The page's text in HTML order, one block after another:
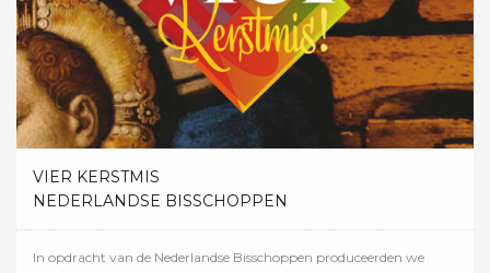
VIER KERSTMIS
NEDERLANDSE BISSCHOPPEN
In opdracht van de Nederlandse Bisschoppen produceerden we